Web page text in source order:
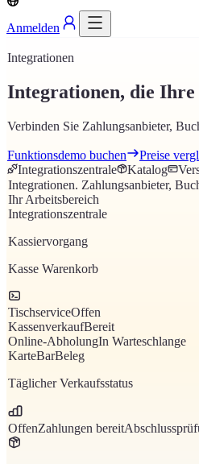
Anmelden
Integrationen
Integrationen, die Ihre
Verbinden Sie Zahlungsanbieter,
Funktionsdemo buchen
Preise
Integrationszentrale
Katalog
Integrationen. Zahlungsanbieter,
Ihr Arbeitsbereich
Integrationszentrale
Kassiervorgang
Kasse Warenkorb
TischserviceOffen
KassenverkaufBereit
Online-AbholungIn Warteschlange
KarteBarBeleg
Täglicher Verkaufsstatus
OffenZahlungen bereit